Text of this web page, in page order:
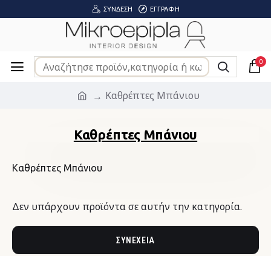
ΣΎΝΔΕΣΗ ΕΓΓΡΑΦΉ
0
Καθρέπτες Μπάνιου
Καθρέπτες Μπάνιου
Καθρέπτες Μπάνιου
Δεν υπάρχουν προϊόντα σε αυτήν την κατηγορία.
ΣΥΝΈΧΕΙΑ